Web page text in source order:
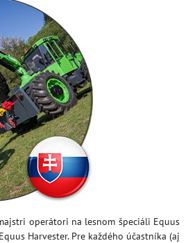
operátori na lesnom špeciáli Equus
Harvester. Pre každého účastníka (aj